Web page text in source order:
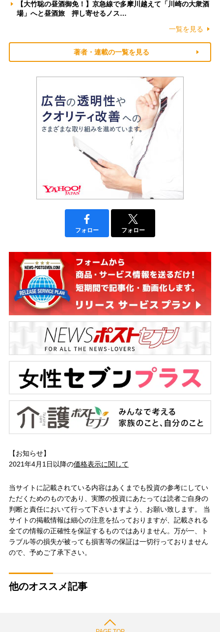
【大竹聡の昼酒御免！】京急線で多摩川越えて「川崎の大衆酒
場」へと昼酒旅 押し寄せるノス…
一覧を見る
著者・連載の一覧を見る
フォロー フォロー
【お知らせ】
2021年4月1日以降の価格表示に関して
当サイトに記載されている内容はあくまでも投資の参考にしてい
ただくためのものであり、実際の投資にあたっては読者ご自身の
判断と責任において行って下さいますよう、お願い致します。 当
サイトの掲載情報は細心の注意を払っておりますが、記載される
全ての情報の正確性を保証するものではありません。万が一、ト
ラブル等の損失が被っても損害等の保証は一切行っておりません
ので、予めご了承下さい。
他のオススメ記事